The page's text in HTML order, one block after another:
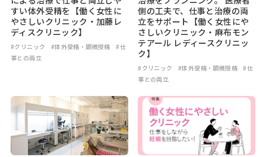
すい体外受精を【働く女性に
やさしいクリニック・加藤レ
ディスクリニック】
#クリニック #体外受精・顕微授精
#仕
事との両立
側の工夫で、仕事と治療の両
立をサポート【働く女性にや
さしいクリニック・麻布モン
テアール レディースクリニッ
ク】
#クリニック #体外受精・顕微授精
#仕
事との両立